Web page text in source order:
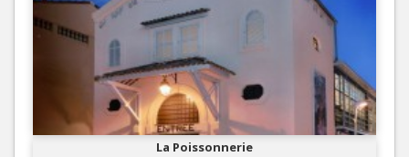
La Poissonnerie